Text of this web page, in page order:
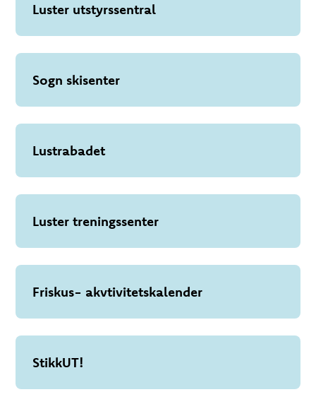
Luster utstyrssentral
Sogn skisenter
Lustrabadet
Luster treningssenter
Friskus- akvtivitetskalender
StikkUT!